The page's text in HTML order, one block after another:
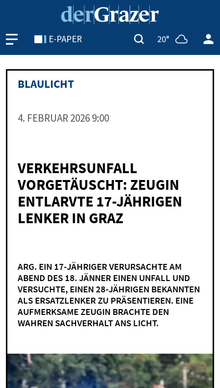
E-PAPER 20°
BLAU­LICHT
4. FE­BRU­AR 2026 9:00
VERKEHRSUNFALL
VORGETÄUSCHT: ZEUGIN
ENTLARVTE 17-JÄHRIGEN
LENKER IN GRAZ
ARG. EIN 17-JÄHRIGER VERURSACHTE AM
ABEND DES 18. JÄNNER EINEN UNFALL UND
VERSUCHTE, EINEN 28-JÄHRIGEN BEKANNTEN
ALS ERSATZLENKER ZU PRÄSENTIEREN. EINE
AUFMERKSAME ZEUGIN BRACHTE DEN
WAHREN SACHVERHALT ANS LICHT.